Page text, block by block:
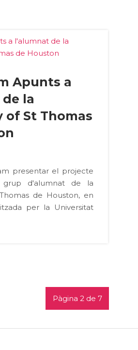
Apunts a
la
of St Thomas
presentar el projecte
d'alumnat de la
de Houston, en
per la Universitat
Pàgina 2 de 7